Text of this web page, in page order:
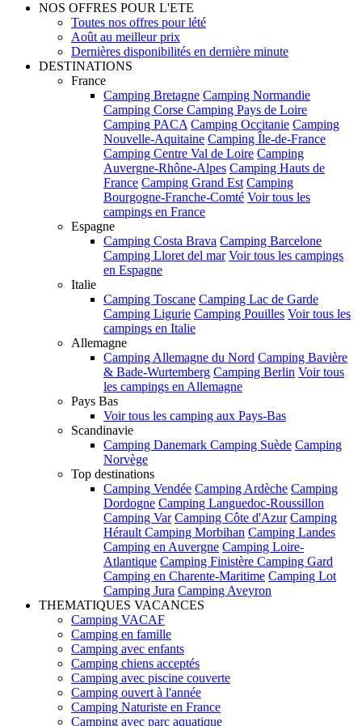
NOS OFFRES POUR L'ETE
Toutes nos offres pour lété
Août au meilleur prix
Dernières disponibilités en dernière minute
DESTINATIONS
France
Camping Bretagne Camping Normandie
Camping Corse Camping Pays de Loire
Camping PACA Camping Occitanie Camping
Nouvelle-Aquitaine Camping Île-de-France
Camping Centre Val de Loire Camping
Auvergne-Rhône-Alpes Camping Hauts de
France Camping Grand Est Camping
Bourgogne-Franche-Comté Voir tous les
campings en France
Espagne
Camping Costa Brava Camping Barcelone
Camping Lloret del mar Voir tous les campings
en Espagne
Italie
Camping Toscane Camping Lac de Garde
Camping Ligurie Camping Pouilles Voir tous les
campings en Italie
Allemagne
Camping Allemagne du Nord Camping Bavière
& Bade-Wurtemberg Camping Berlin Voir tous
les campings en Allemagne
Pays Bas
Voir tous les camping aux Pays-Bas
Scandinavie
Camping Danemark Camping Suède Camping
Norvège
Top destinations
Camping Vendée Camping Ardèche Camping
Dordogne Camping Languedoc-Roussillon
Camping Var Camping Côte d'Azur Camping
Hérault Camping Morbihan Camping Landes
Camping en Auvergne Camping Loire-
Atlantique Camping Finistère Camping Gard
Camping en Charente-Maritime Camping Lot
Camping Jura Camping Aveyron
THEMATIQUES VACANCES
Camping VACAF
Camping en famille
Camping avec enfants
Camping chiens acceptés
Camping avec piscine couverte
Camping ouvert à l'année
Camping Naturiste en France
Camping avec parc aquatique